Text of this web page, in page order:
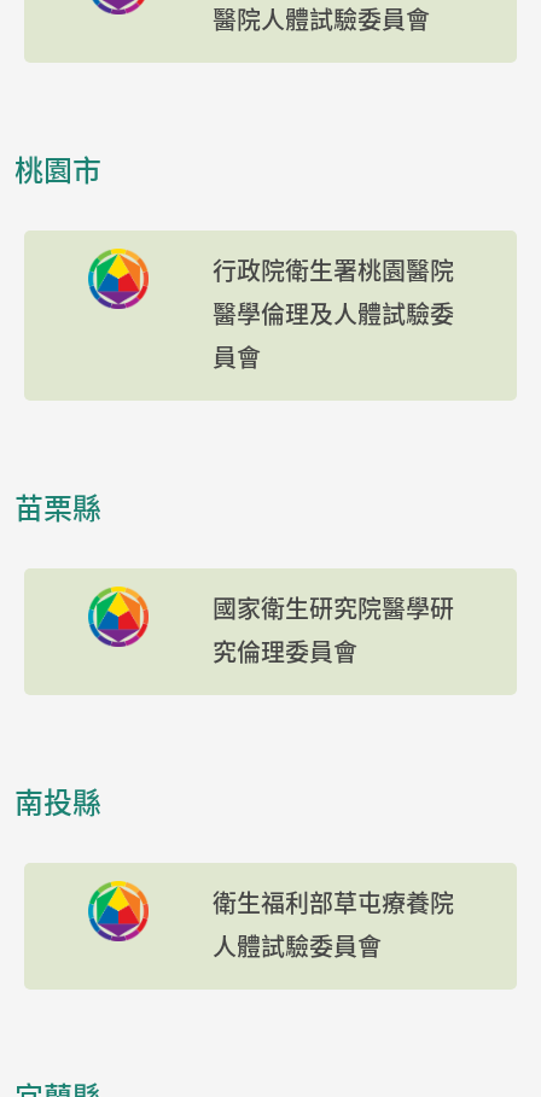
醫院人體試驗委員會
桃園市
行政院衛生署桃園醫院
醫學倫理及人體試驗委
員會
苗栗縣
國家衛生研究院醫學研
究倫理委員會
南投縣
衛生福利部草屯療養院
人體試驗委員會